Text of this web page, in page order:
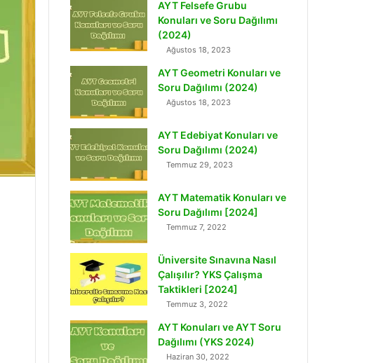
AYT Felsefe Grubu
Konuları ve Soru Dağılımı
(2024)
Ağustos 18, 2023
AYT Geometri Konuları ve
Soru Dağılımı (2024)
Ağustos 18, 2023
AYT Edebiyat Konuları ve
Soru Dağılımı (2024)
Temmuz 29, 2023
AYT Matematik Konuları ve
Soru Dağılımı [2024]
Temmuz 7, 2022
Üniversite Sınavına Nasıl
Çalışılır? YKS Çalışma
Taktikleri [2024]
Temmuz 3, 2022
AYT Konuları ve AYT Soru
Dağılımı (YKS 2024)
Haziran 30, 2022